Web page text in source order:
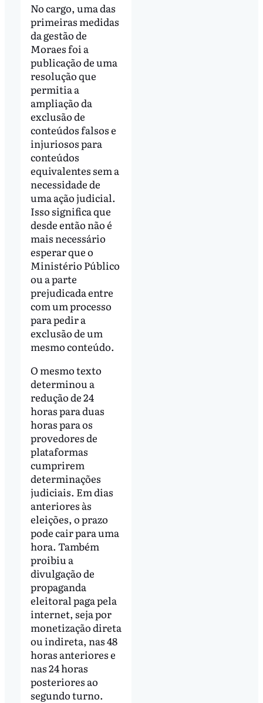
No cargo, uma das
primeiras medidas
da gestão de
Moraes foi a
publicação de uma
resolução que
permitia a
ampliação da
exclusão de
conteúdos falsos e
injuriosos para
conteúdos
equivalentes sem a
necessidade de
uma ação judicial.
Isso significa que
desde então não é
mais necessário
esperar que o
Ministério Público
ou a parte
prejudicada entre
com um processo
para pedir a
exclusão de um
mesmo conteúdo.
O mesmo texto
determinou a
redução de 24
horas para duas
horas para os
provedores de
plataformas
cumprirem
determinações
judiciais. Em dias
anteriores às
eleições, o prazo
pode cair para uma
hora. Também
proibiu a
divulgação de
propaganda
eleitoral paga pela
internet, seja por
monetização direta
ou indireta, nas 48
horas anteriores e
nas 24 horas
posteriores ao
segundo turno.